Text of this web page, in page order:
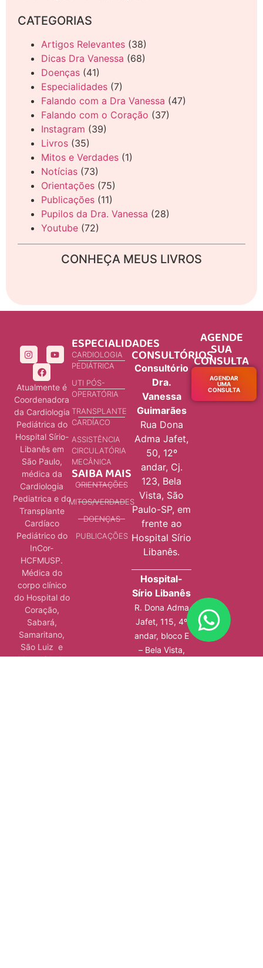
CATEGORIAS
Artigos Relevantes (38)
Dicas Dra Vanessa (68)
Doenças (41)
Especialidades (7)
Falando com a Dra Vanessa (47)
Falando com o Coração (37)
Instagram (39)
Livros (35)
Mitos e Verdades (1)
Notícias (73)
Orientações (75)
Publicações (11)
Pupilos da Dra. Vanessa (28)
Youtube (72)
CONHEÇA MEUS LIVROS
Atualmente é
Coordenadora
da Cardiologia
Pediátrica do
Hospital Sírio-
Libanês em
São Paulo,
médica da
Cardiologia
Pediatrica e do
Transplante
Cardíaco
Pediátrico do
InCor-
HCFMUSP.
Médica do
corpo clínico
do Hospital do
Coração,
Sabará,
Samaritano,
São Luiz e
Maternidade
ESPECIALIDADES
CARDIOLOGIA
PEDIÁTRICA
UTI PÓS-
OPERATÓRIA
TRANSPLANTE
CARDÍACO
ASSISTÊNCIA
CIRCULATÓRIA
MECÂNICA
SAIBA MAIS
ORIENTAÇÕES
MITOS/VERDADES
DOENÇAS
PUBLICAÇÕES
CONSULTÓRIOS
Consultório
Dra.
Vanessa
Guimarães
Rua Dona
Adma Jafet,
50, 12º
andar, Cj.
123, Bela
Vista, São
Paulo-SP, em
frente ao
Hospital Sírio
Libanês.
Hospital-
Sírio Libanês
R. Dona Adma
Jafet, 115, 4º
andar, bloco E
– Bela Vista,
AGENDE
SUA
CONSULTA
AGENDAR
UMA
CONSULTA